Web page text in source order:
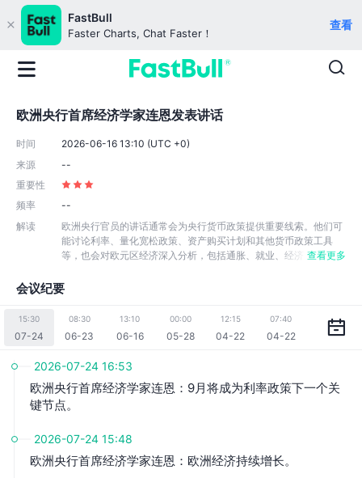
FastBull
Faster Charts, Chat Faster！
查看
欧洲央行首席经济学家连恩发表讲话
时间
2026-06-16 13:10 (UTC +0)
来源
--
重要性
频率
--
解读
查看更多
欧洲央行官员的讲话通常会为央行货币政策提供重要线索。他们可
能讨论利率、量化宽松政策、资产购买计划和其他货币政策工具
等，也会对欧元区经济深入分析，包括通胀、就业、经济
在货币政策方面的线索被解读为可能的政策变化时。市场参与者通
会议纪要
15:30
07-24
08:30
06-23
13:10
06-16
00:00
05-28
12:15
04-22
07:40
04-22
2026-07-24 16:53
欧洲央行首席经济学家连恩：9月将成为利率政策下一个关
键节点。
2026-07-24 15:48
欧洲央行首席经济学家连恩：欧洲经济持续增长。